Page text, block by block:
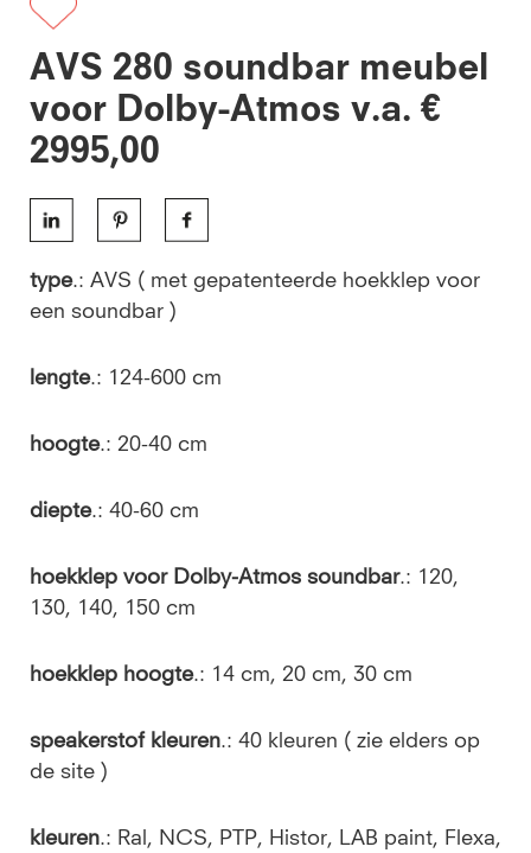
AVS 280 soundbar meubel
voor Dolby-Atmos v.a. €
2995,00
type.: AVS ( met gepatenteerde hoekklep voor
een soundbar )
lengte.: 124-600 cm
hoogte.: 20-40 cm
diepte.: 40-60 cm
hoekklep voor Dolby-Atmos soundbar.: 120,
130, 140, 150 cm
hoekklep hoogte.: 14 cm, 20 cm, 30 cm
speakerstof kleuren.: 40 kleuren ( zie elders op
de site )
kleuren.: Ral, NCS, PTP, Histor, LAB paint, Flexa,